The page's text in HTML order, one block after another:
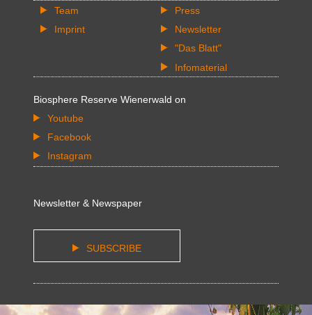
Team
Imprint
Press
Newsletter
"Das Blatt"
Infomaterial
Biosphere Reserve Wienerwald on
Youtube
Facebook
Instagram
Newsletter & Newspaper
SUBSCRIBE